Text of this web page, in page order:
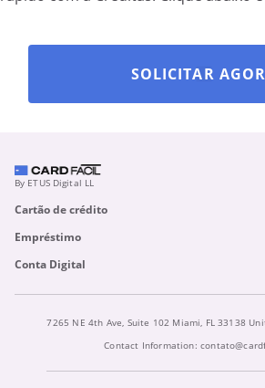
SOLICITAR
By ETUS Digital LL
Cartão de crédito
Empréstimo
Conta Digital
7265 NE 4th Ave, Suite 102 Miami, FL 33138
Contact Information: